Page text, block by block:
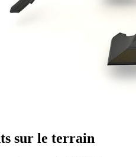
sur le terrain